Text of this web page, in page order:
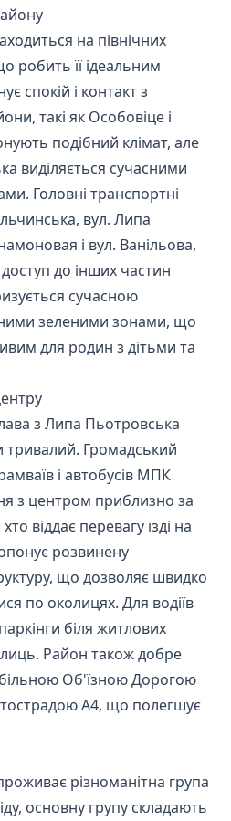
на північних
робить її ідеальним
спокій і контакт з
такі як Особовіце і
подібний клімат, але
виділяється сучасними
Головні транспортні
вул. Липа
і вул. Ванільова,
до інших частин
сучасною
зеленими зонами, що
для родин з дітьми та
з Липа Пьотровська
тривалий. Громадський
і автобусів МПК
з центром приблизно за
віддає перевагу їзді на
розвинену
що дозволяє швидко
по околицях. Для водіїв
біля житлових
Район також добре
Об'їзною Дорогою
A4, що полегшує
різноманітна група
основну групу складають